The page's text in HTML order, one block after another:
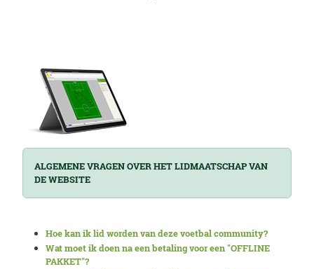
ALGEMENE VRAGEN OVER HET LIDMAATSCHAP VAN
DE WEBSITE
Hoe kan ik lid worden van deze voetbal community?
Wat moet ik doen na een betaling voor een "OFFLINE
PAKKET"?